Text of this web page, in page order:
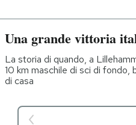
Una grande vittoria
La storia di quando, a
10 km maschile di sci di
di casa